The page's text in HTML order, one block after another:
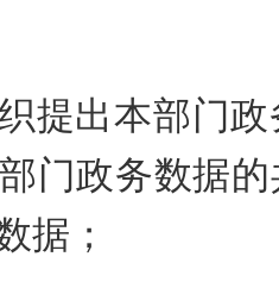
织提出本部门
门政务数据
据；